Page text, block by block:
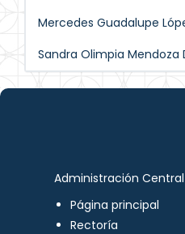
Mercedes Guadalupe
Sandra Olimpia Mendoza
Administración Central
Página principal
Rectoría